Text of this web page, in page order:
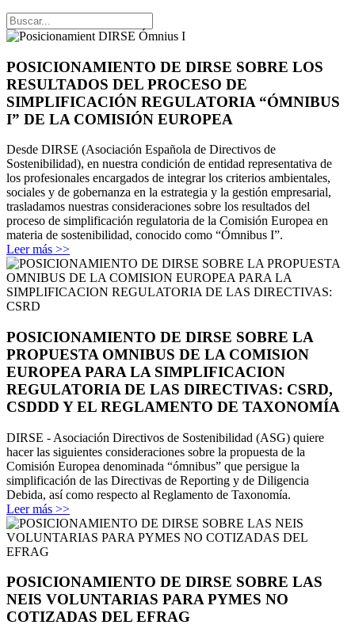
POSICIONAMIENTO DE DIRSE SOBRE LOS
RESULTADOS DEL PROCESO DE
SIMPLIFICACIÓN REGULATORIA “ÓMNIBUS
I” DE LA COMISIÓN EUROPEA
Desde DIRSE (Asociación Española de Directivos de
Sostenibilidad), en nuestra condición de entidad representativa de
los profesionales encargados de integrar los criterios ambientales,
sociales y de gobernanza en la estrategia y la gestión empresarial,
trasladamos nuestras consideraciones sobre los resultados del
proceso de simplificación regulatoria de la Comisión Europea en
materia de sostenibilidad, conocido como “Ómnibus I”.
Leer más >>
POSICIONAMIENTO DE DIRSE SOBRE LA
PROPUESTA OMNIBUS DE LA COMISION
EUROPEA PARA LA SIMPLIFICACION
REGULATORIA DE LAS DIRECTIVAS: CSRD,
CSDDD Y EL REGLAMENTO DE TAXONOMÍA
DIRSE - Asociación Directivos de Sostenibilidad (ASG) quiere
hacer las siguientes consideraciones sobre la propuesta de la
Comisión Europea denominada “ómnibus” que persigue la
simplificación de las Directivas de Reporting y de Diligencia
Debida, así como respecto al Reglamento de Taxonomía.
Leer más >>
POSICIONAMIENTO DE DIRSE SOBRE LAS
NEIS VOLUNTARIAS PARA PYMES NO
COTIZADAS DEL EFRAG